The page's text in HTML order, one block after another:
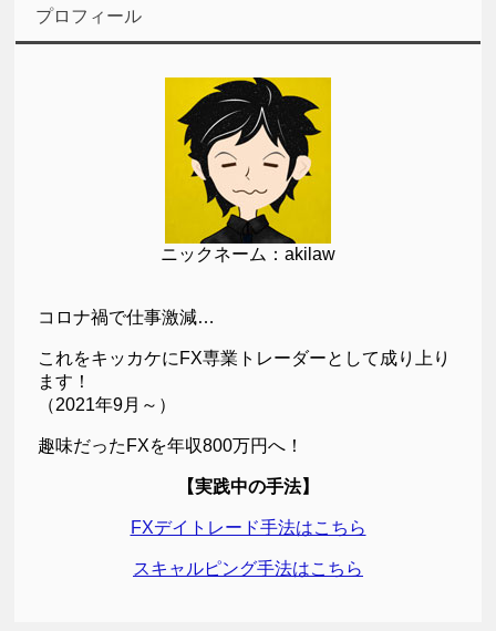
プロフィール
ニックネーム：akilaw
コロナ禍で仕事激減…
これをキッカケにFX専業トレーダーとして成り上り
ます！
（2021年9月～）
趣味だったFXを年収800万円へ！
【実践中の手法】
FXデイトレード手法はこちら
スキャルピング手法はこちら